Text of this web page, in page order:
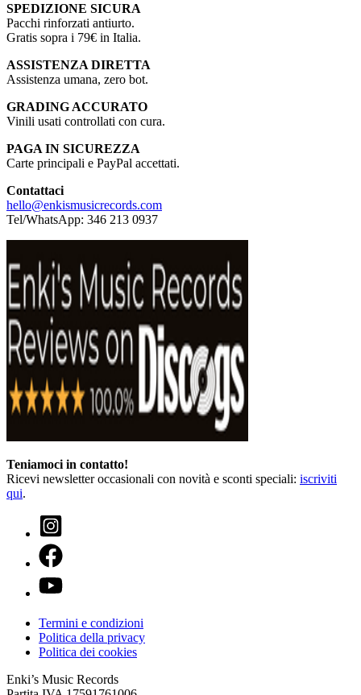
SPEDIZIONE SICURA
Pacchi rinforzati antiurto.
Gratis sopra i 79€ in Italia.
ASSISTENZA DIRETTA
Assistenza umana, zero bot.
GRADING ACCURATO
Vinili usati controllati con cura.
PAGA IN SICUREZZA
Carte principali e PayPal accettati.
Contattaci
hello@enkismusicrecords.com
Tel/WhatsApp: 346 213 0937
Teniamoci in contatto!
Ricevi newsletter occasionali con novità e sconti speciali: iscriviti
qui.
Termini e condizioni
Politica della privacy
Politica dei cookies
Enki’s Music Records